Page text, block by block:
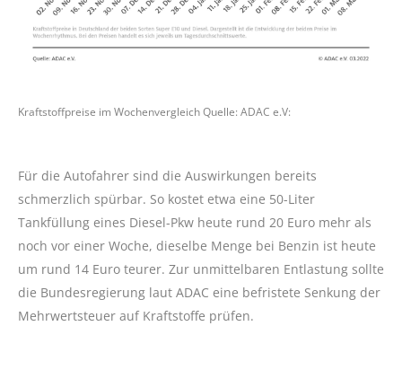
Kraftstoffpreise im Wochenvergleich Quelle: ADAC e.V:
Für die Autofahrer sind die Auswirkungen bereits
schmerzlich spürbar. So kostet etwa eine 50-Liter
Tankfüllung eines Diesel-Pkw heute rund 20 Euro mehr als
noch vor einer Woche, dieselbe Menge bei Benzin ist heute
um rund 14 Euro teurer. Zur unmittelbaren Entlastung sollte
die Bundesregierung laut ADAC eine befristete Senkung der
Mehrwertsteuer auf Kraftstoffe prüfen.